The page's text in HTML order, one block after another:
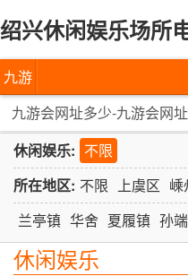
绍兴休闲娱乐场所
九游
会网
址多
少-九
游会
网址
九游会网址多少-九游会网
休闲娱乐: 不限
所在地区: 不限 上虞区 嵊
兰亭镇 华舍 夏履镇 孙
休闲娱乐